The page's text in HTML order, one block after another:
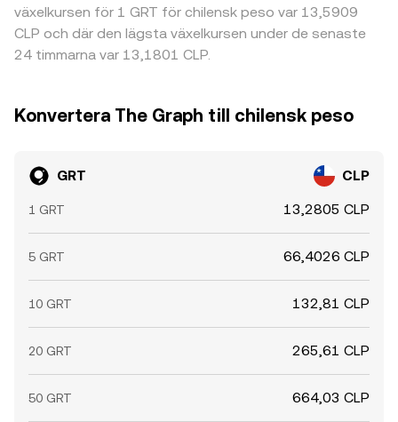
växelkursen för 1 GRT för chilensk peso var 13,5909
CLP och där den lägsta växelkursen under de senaste
24 timmarna var 13,1801 CLP.
Konvertera The Graph till chilensk peso
GRT CLP
1 GRT 13,2805 CLP
5 GRT 66,4026 CLP
10 GRT 132,81 CLP
20 GRT 265,61 CLP
50 GRT 664,03 CLP